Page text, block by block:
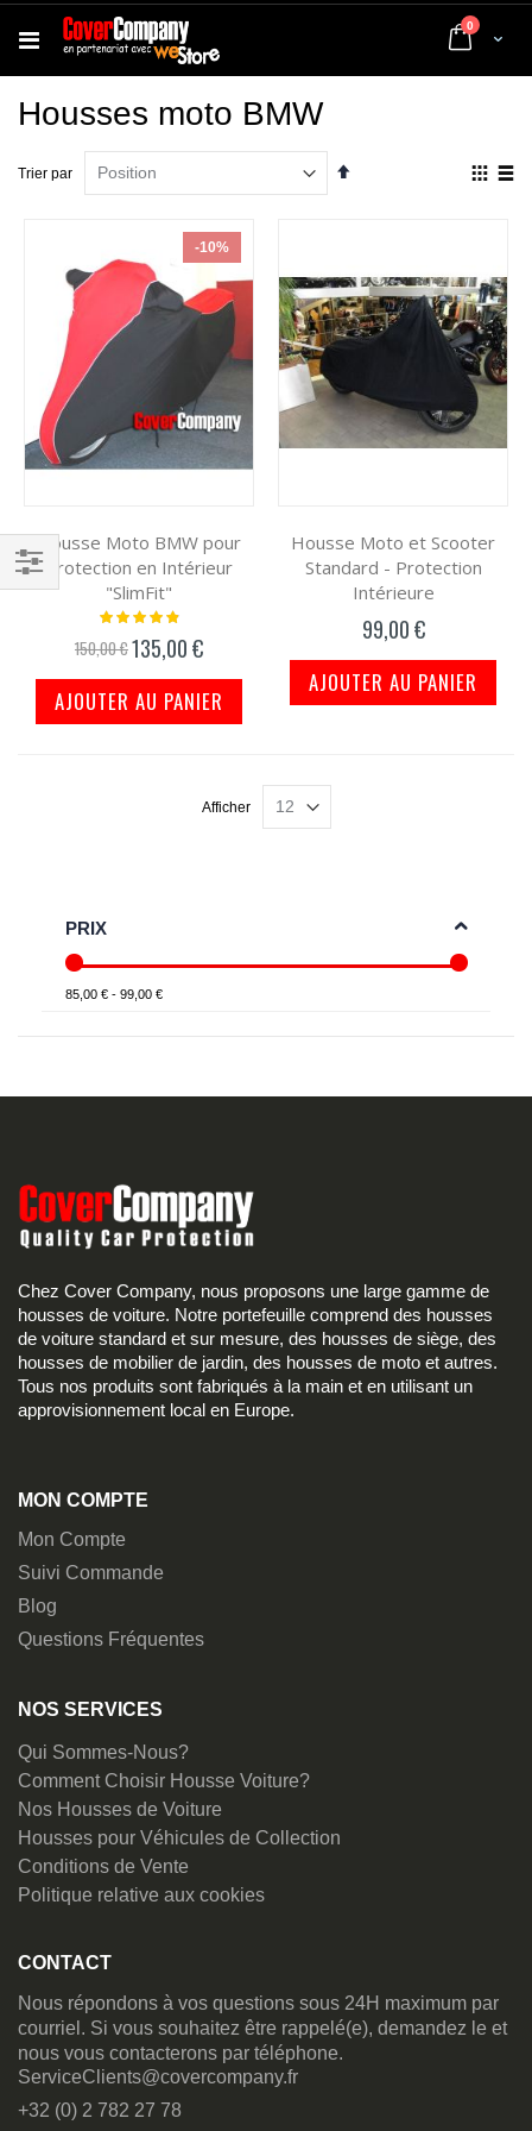
Cart
0 articles
Housses moto BMW
Trier par
Par
-10%
Housse Moto BMW pour
Protection en Intérieur
"SlimFit"
Notation:
150,00 € Prix
spécial
135,00 €
AJOUTER AU PANIER
Housse Moto et Scooter
Standard - Protection
Intérieure
99,00 €
AJOUTER AU PANIER
Afficher
Filtrer
PRIX
85,00 € - 99,00 €
Chez Cover Company, nous proposons une large gamme de
housses de voiture. Notre portefeuille comprend des housses
de voiture standard et sur mesure, des housses de siège, des
housses de mobilier de jardin, des housses de moto et autres.
Tous nos produits sont fabriqués à la main et en utilisant un
approvisionnement local en Europe.
MON COMPTE
Mon Compte
Suivi Commande
Blog
Questions Fréquentes
NOS SERVICES
Qui Sommes-Nous?
Comment Choisir Housse Voiture?
Nos Housses de Voiture
Housses pour Véhicules de Collection
Conditions de Vente
Politique relative aux cookies
CONTACT
Nous répondons à vos questions sous 24H maximum par
courriel. Si vous souhaitez être rappelé(e), demandez le et
nous vous contacterons par téléphone.
ServiceClients@covercompany.fr
+32 (0) 2 782 27 78